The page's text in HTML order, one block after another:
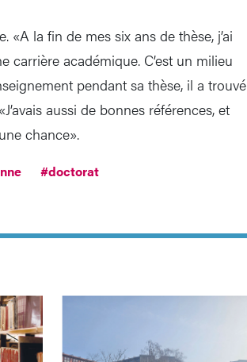
la fin de mes six ans de thèse, j’ai
académique. C’est un milieu
pendant sa thèse, il a trouvé
aussi de bonnes références, et
chance».
#doctorat